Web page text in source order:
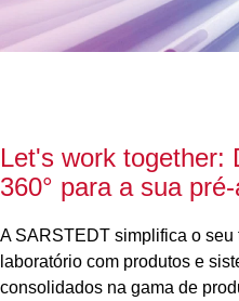
Let's work together:
360° para a sua
A SARSTEDT simplifica o
laboratório com produtos e
consolidados na gama de